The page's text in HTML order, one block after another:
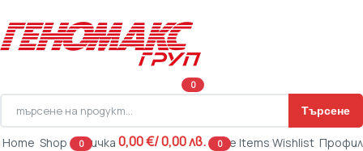
0
Products
search
Търсене
Home Shop 0
Количка 0,00€/ 0,00 лв. 0
Save Items Wishlist Профил